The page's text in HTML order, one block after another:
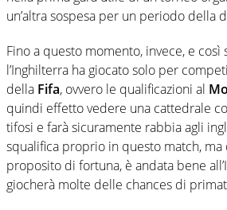
un’altra sospesa per un periodo della
Fino a questo momento, invece, e così
l’Inghilterra ha giocato solo per
della Fifa, ovvero le qualificazioni al
quindi effetto vedere una cattedrale
tifosi e farà sicuramente rabbia agli
squalifica proprio in questo match, ma
proposito di fortuna, è andata bene
giocherà molte delle chances di